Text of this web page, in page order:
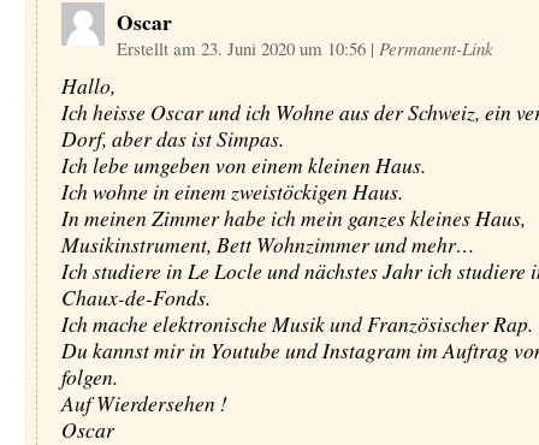
Oscar
Erstellt am 23. Juni 2020 um 10:56 | Permanent-Link
Hallo,
Ich heisse Oscar und ich Wohne aus der Schweiz, ein
Dorf, aber das ist Simpas.
Ich lebe umgeben von einem kleinen Haus.
Ich wohne in einem zweistöckigen Haus.
In meinen Zimmer habe ich mein ganzes kleines Haus,
Musikinstrument, Bett Wohnzimmer und mehr…
Ich studiere in Le Locle und nächstes Jahr ich studiere
Chaux-de-Fonds.
Ich mache elektronische Musik und Französischer Rap.
Du kannst mir in Youtube und Instagram im Auftrag
folgen.
Auf Wierdersehen !
Oscar